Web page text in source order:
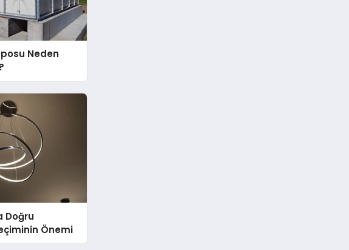
Neden
Doğru
Önemi